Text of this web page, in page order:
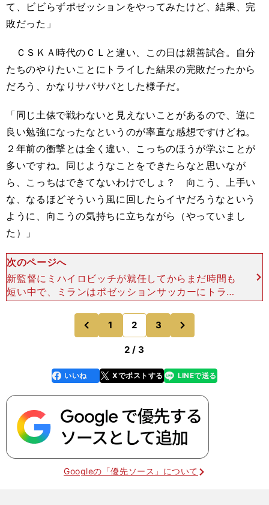
て、ビビらずポゼッションをやってみたけど、結果、完
敗だった」
ＣＳＫＡ時代のＣＬと違い、この日は親善試合。自分
たちのやりたいことにトライした結果の完敗だったから
だろう、かなりサバサバとした様子だ。
「同じ土俵で戦わないと見えないことがあるので、逆に
良い勉強になったなというのが率直な感想ですけどね。
２年前の衝撃とは全く違い、こっちのほうが学ぶことが
多いですね。同じようなことをできたらなと思いなが
ら、こっちはできてないわけでしょ？ 向こう、上手い
な、なるほどそういう風に回したらイヤだろうなという
ように、向こうの気持ちに立ちながら（やっていまし
た）」
次のページへ
新監督にミハイロビッチが就任してからまだ時間も
短い中で、ミランはポゼッションサッカーにトライ
しているという。ロングボール頼みの動きの少ない
サッカーからの脱却を狙っているのだ。だがバイエ
ルンの運動量とス
前
のページへ
1 2 3
2 / 3
faceboo
k
いいね Xでポストする
line LINEで送る
Googleの「優先ソース」について